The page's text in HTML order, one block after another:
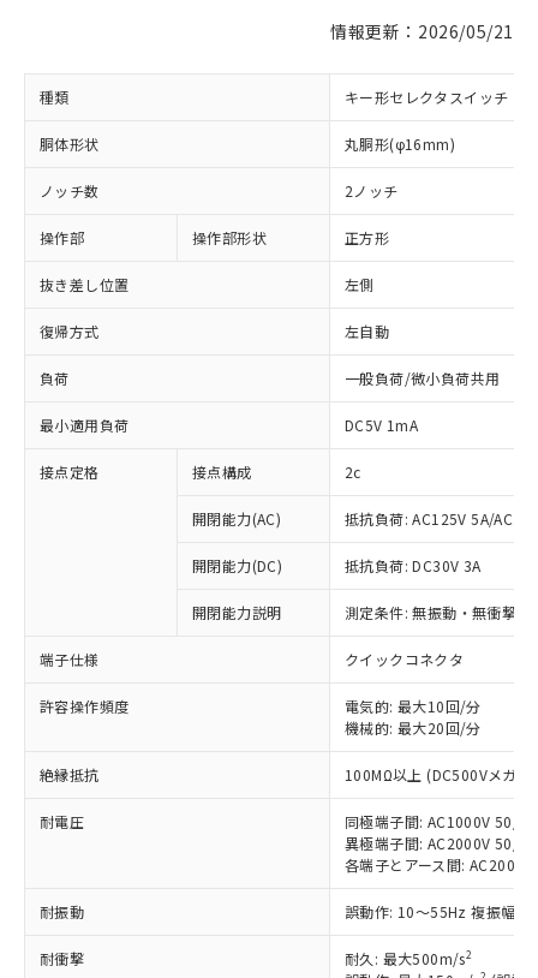
情報更新：2026/05/21
種類 キー形セレクタスイッチ
胴体形状 丸胴形(φ16mm)
ノッチ数 2ノッチ
操作部 操作部形状 正方形
抜き差し位置 左側
復帰方式 左自動
負荷 一般負荷/微小負荷共用
最小適用負荷 DC5V 1mA
接点定格 接点構成 2c
開閉能力(AC) 抵抗負荷: AC125V 5A/
開閉能力(DC) 抵抗負荷: DC30V 3A
開閉能力説明 測定条件: 無振動・無衝撃
端子仕様 クイックコネクタ
許容操作頻度
電気的: 最大10回/分
機械的: 最大20回/分
絶縁抵抗 100MΩ以上 (DC500Vメガ)
耐電圧
同極端子間: AC1000V 50/
異極端子間: AC2000V 50/
各端子とアース間:
耐振動 誤動作: 10～55Hz 複振幅
耐衝撃 耐久: 最大500m/s2
以下の条件をお読みいただき、同意のうえ
本サービスは、当社制御機器事業取扱
対応済み：EU RoHS指令（10物質）の
非含有に対応した製品が提供可能な商品で
す。
有に対応した製品に切り替える予定のある
対応予定なし：EU RoHS指令（10物質）の
非含有に非対応の商品で、対応品を出す予
調査・確認中：EU RoHS指令（10物質）の